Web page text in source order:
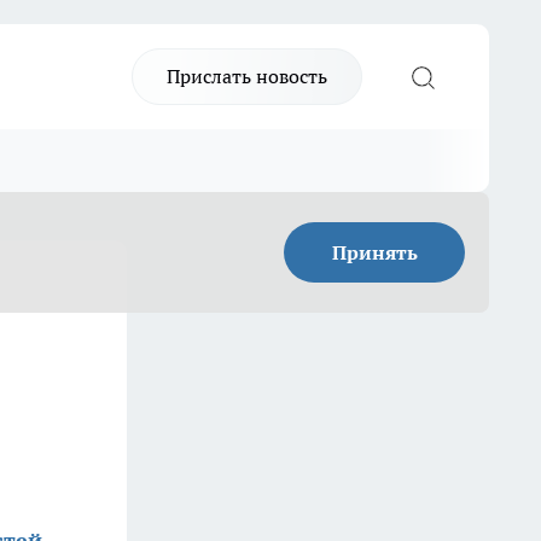
Прислать новость
Принять